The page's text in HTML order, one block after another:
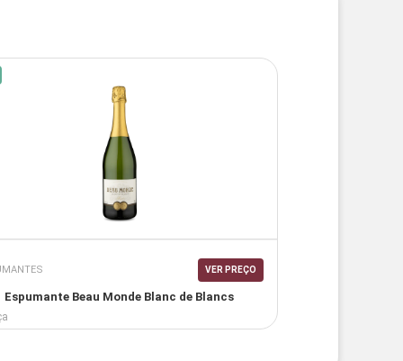
VER PREÇO
Espumante Beau Monde Blanc de Blancs